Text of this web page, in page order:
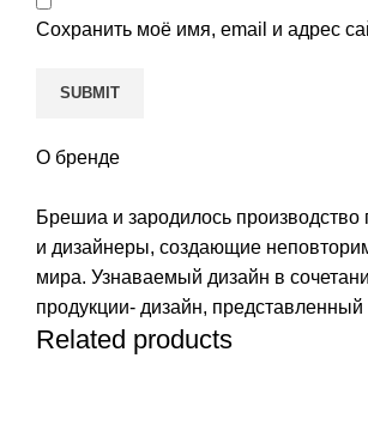
Сохранить моё имя, email и адрес
О бренде
Брешиа и зародилось
и дизайнеры, создающие
мира. Узнаваемый дизайн в
продукции- дизайн,
Related products